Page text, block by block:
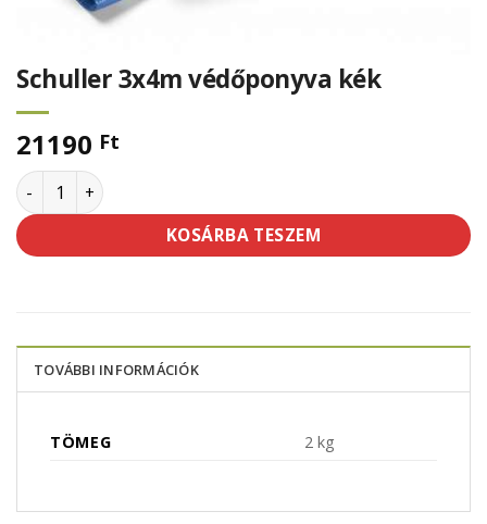
Schuller 3x4m védőponyva kék
21190 Ft
Schuller 3x4m védőponyva kék mennyiség
KOSÁRBA TESZEM
TOVÁBBI INFORMÁCIÓK
TÖMEG 2 kg